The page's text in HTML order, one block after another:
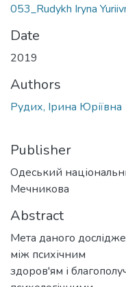
053_Rudykh Iryna
Date
2019
Authors
Рудих, Ірина Юріївна
Publisher
Одеський
Мечникова
Abstract
Мета даного
між психічним
здоров'ям і